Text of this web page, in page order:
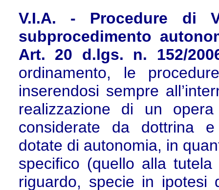
V.I.A. - Procedure di
subprocedimento
Art. 20 d.lgs. n. 152/
ordinamento, le
inserendosi sempre
realizzazione di un
considerate da dottrina
dotate di autonomia, in
specifico (quello alla
riguardo, specie in ipotesi